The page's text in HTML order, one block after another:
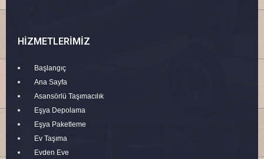
HIZMETLERIMIZ
Başlangıç
Ana Sayfa
Asansörlü Taşımacılık
Eşya Depolama
Eşya Paketleme
Ev Taşıma
Evden Eve